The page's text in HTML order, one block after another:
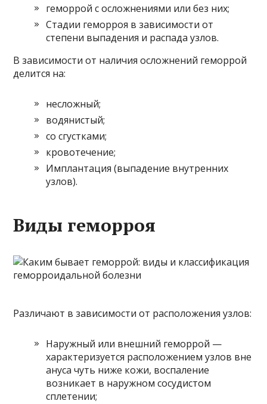
геморрой с осложнениями или без них;
Стадии геморроя в зависимости от
степени выпадения и распада узлов.
В зависимости от наличия осложнений геморрой
делится на:
несложный;
водянистый;
со сгустками;
кровотечение;
Имплантация (выпадение внутренних
узлов).
Виды геморроя
Различают в зависимости от расположения узлов:
Наружный или внешний геморрой —
характеризуется расположением узлов вне
ануса чуть ниже кожи, воспаление
возникает в наружном сосудистом
сплетении;